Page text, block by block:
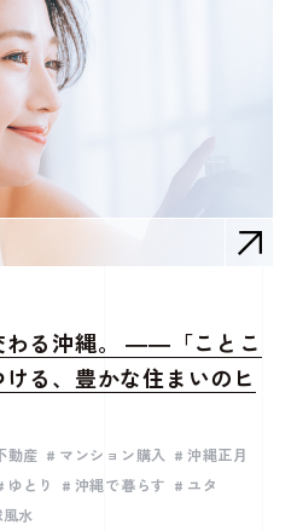
わる沖縄。 ――「ことこ
る、豊かな住まいのヒ
動産 マンション購入
沖縄正月
ゆとり 沖縄で暮らす
ユタ
水